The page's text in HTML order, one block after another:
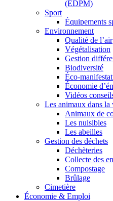
(EDPM)
Sport
Équipements
Environnement
Qualité de l’air
Végétalisation
Gestion
Biodiversité
Éco-
Économie
Vidéos
Les animaux dans la
Animaux de
Les nuisibles
Les abeilles
Gestion des déchets
Déchèteries
Collecte des
Compostage
Brûlage
Cimetière
Économie & Emploi